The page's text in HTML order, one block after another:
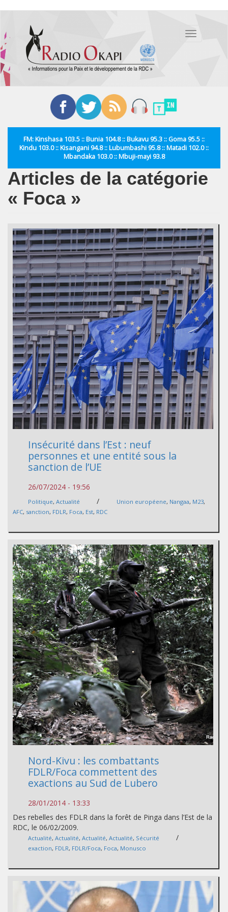
contenu
principal
Toggle
FM: Kinshasa 103.5 :: Bunia 104.8 :: Bukavu 95.3 :: Goma 95.5 ::
Kindu 103.0 :: Kisangani 94.8 :: Lubumbashi 95.8 :: Matadi 102.0 ::
Mbandaka 103.0 :: Mbuji-mayi 93.8
Articles de la catégorie
« Foca »
Insécurité dans l’Est : neuf
personnes et une entité sous la
sanction de l’UE
26/07/2024 - 19:56
Politique, Actualité / Union européene, Nangaa, M23,
AFC, sanction, FDLR, Foca, Est, RDC
Nord-Kivu : les combattants
FDLR/Foca commettent des
exactions au Sud de Lubero
28/01/2014 - 13:33
Des rebelles des FDLR dans la forêt de Pinga dans l’Est de la
RDC, le 06/02/2009.
Actualité, Actualité, Actualité, Actualité, Sécurité /
exaction, FDLR, FDLR/Foca, Foca, Monusco